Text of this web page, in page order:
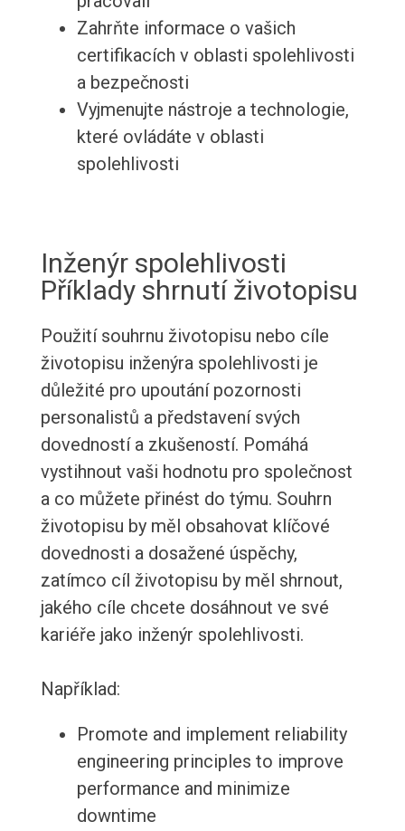
Zahrňte informace o vašich
certifikacích v oblasti spolehlivosti
a bezpečnosti
Vyjmenujte nástroje a technologie,
které ovládáte v oblasti
spolehlivosti
Inženýr spolehlivosti
Příklady shrnutí životopisu
Použití souhrnu životopisu nebo cíle
životopisu inženýra spolehlivosti je
důležité pro upoutání pozornosti
personalistů a představení svých
dovedností a zkušeností. Pomáhá
vystihnout vaši hodnotu pro společnost
a co můžete přinést do týmu. Souhrn
životopisu by měl obsahovat klíčové
dovednosti a dosažené úspěchy,
zatímco cíl životopisu by měl shrnout,
jakého cíle chcete dosáhnout ve své
kariéře jako inženýr spolehlivosti.
Například:
Promote and implement reliability
engineering principles to improve
performance and minimize
downtime